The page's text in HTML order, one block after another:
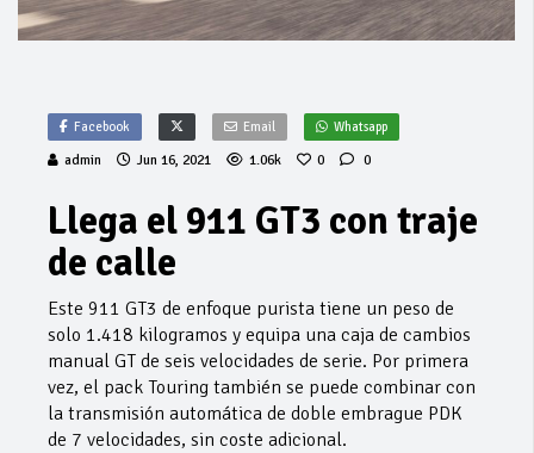
Facebook Email Whatsapp
admin Jun 16, 2021 1.06k 0 0
Llega el 911 GT3 con traje
de calle
Este 911 GT3 de enfoque purista tiene un peso de
solo 1.418 kilogramos y equipa una caja de cambios
manual GT de seis velocidades de serie. Por primera
vez, el pack Touring también se puede combinar con
la transmisión automática de doble embrague PDK
de 7 velocidades, sin coste adicional.